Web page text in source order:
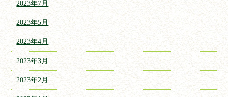
2023年7月
2023年5月
2023年4月
2023年3月
2023年2月